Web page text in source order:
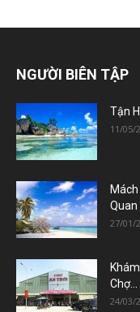
NGƯỜI BIÊN TẬP
Tận
11/05/
Quan
27/01/
Chợ...
24/03/